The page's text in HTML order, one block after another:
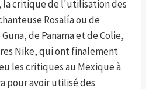
la critique de l'utilisation des
Rosalía ou de
de Panama et de Colie,
Nike, qui ont finalement
les critiques au Mexique à
pour avoir utilisé des